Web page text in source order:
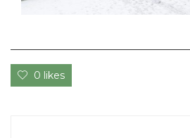
0 likes